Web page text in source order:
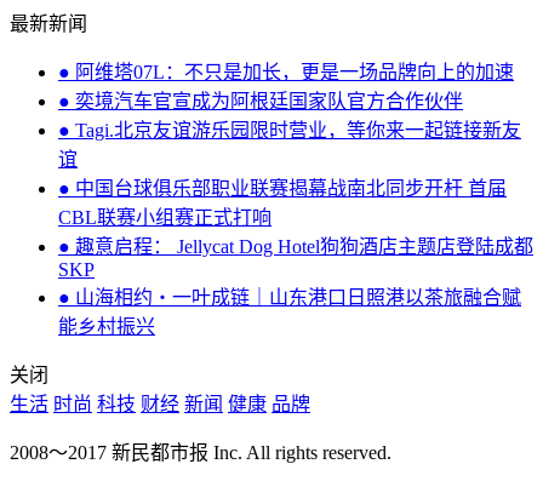
最新新闻
● 阿维塔07L：不只是加长，更是一场品牌向上的加速
● 奕境汽车官宣成为阿根廷国家队官方合作伙伴
● Tagi.北京友谊游乐园限时营业，等你来一起链接新友
谊
● 中国台球俱乐部职业联赛揭幕战南北同步开杆 首届
CBL联赛小组赛正式打响
● 趣意启程： Jellycat Dog Hotel狗狗酒店主题店登陆成都
SKP
● 山海相约・一叶成链｜山东港口日照港以茶旅融合赋
能乡村振兴
关闭
生活 时尚 科技 财经 新闻 健康 品牌
2008～2017 新民都市报 Inc. All rights reserved.